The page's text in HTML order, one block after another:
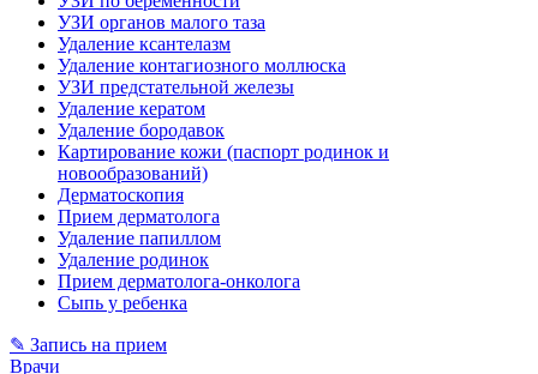
УЗИ органов малого таза
Удаление ксантелазм
Удаление контагиозного моллюска
УЗИ предстательной железы
Удаление кератом
Удаление бородавок
Картирование кожи (паспорт родинок и
новообразований)
Дерматоскопия
Прием дерматолога
Удаление папиллом
Удаление родинок
Прием дерматолога-онколога
Сыпь у ребенка
✎ Запись на прием
Врачи